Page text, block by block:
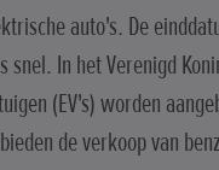
auto's. De
snel. In het Verenigd
(EV's) worden
de verkoop van